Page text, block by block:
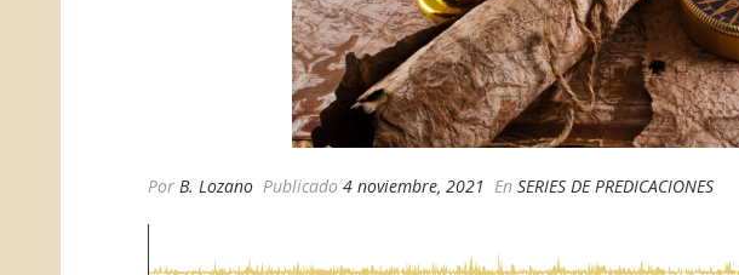
Por B. Lozano Publicado 4 noviembre, 2021 En SERIES DE PREDICACIONES